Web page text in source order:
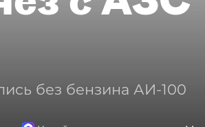
без бензина АИ-100